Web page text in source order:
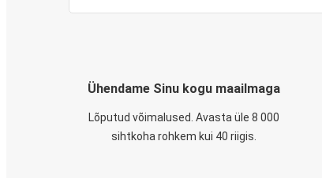
Ühendame Sinu kogu maailmaga
Lõputud võimalused. Avasta üle 8 000
sihtkoha rohkem kui 40 riigis.